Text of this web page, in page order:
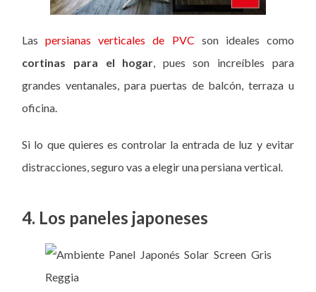
Laspersianas verticales de PVC son ideales como
cortinas para el hogar, pues son increíbles para
grandes ventanales, para puertas de balcón, terraza u
oficina.
Si lo que quieres es controlar la entrada de luz y evitar
distracciones, seguro vas a elegir una persiana vertical.
4. Los paneles japoneses